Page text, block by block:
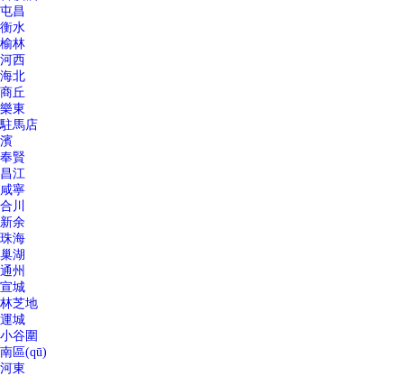
屯昌
衡水
榆林
河西
海北
商丘
樂東
駐馬店
濱
奉賢
昌江
咸寧
合川
新余
珠海
巢湖
通州
宣城
林芝地
運城
小谷圍
南區(qū)
河東